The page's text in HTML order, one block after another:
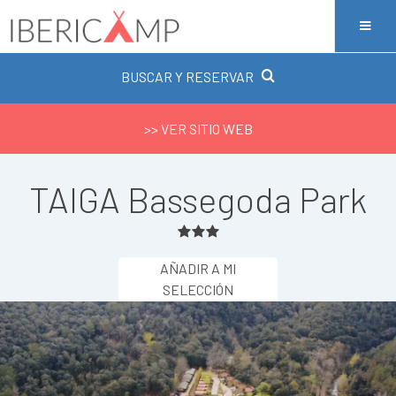
BUSCAR Y RESERVAR
>> VER SITIO WEB
TAIGA Bassegoda Park
AÑADIR A MI
SELECCIÓN